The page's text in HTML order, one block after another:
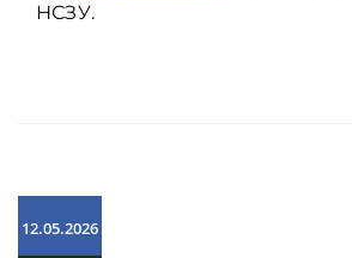
НСЗУ.
12.05.2026